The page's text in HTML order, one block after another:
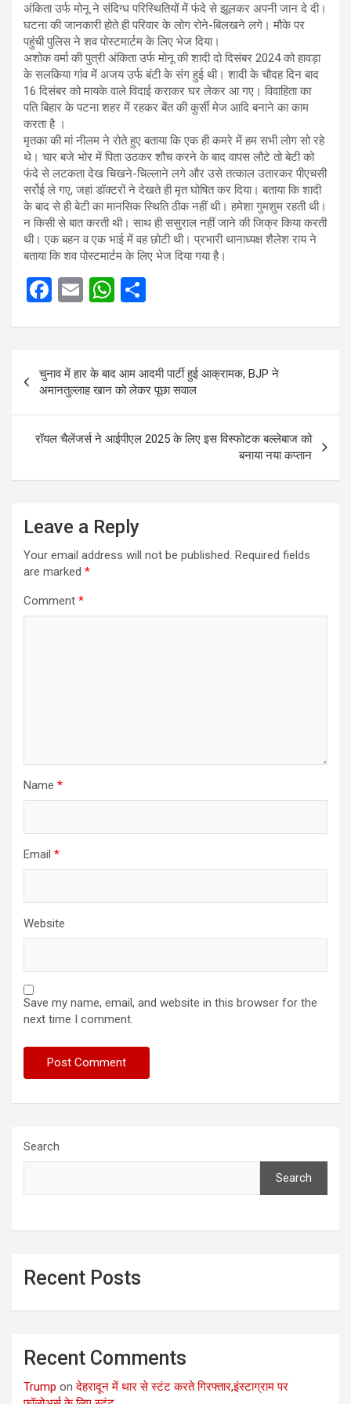
अंकिता उर्फ मोनू ने संदिग्ध परिस्थितियों में फंदे से झूलकर अपनी जान दे दी।
घटना की जानकारी होते ही परिवार के लोग रोने-बिलखने लगे। मौके पर
पहुंची पुलिस ने शव पोस्टमार्टम के लिए भेज दिया।
अशोक वर्मा की पुत्री अंकिता उर्फ मोनू की शादी दो दिसंबर 2024 को हावड़ा
के सलकिया गांव में अजय उर्फ बंटी के संग हुई थी। शादी के चौदह दिन बाद
16 दिसंबर को मायके वाले विदाई कराकर घर लेकर आ गए। विवाहिता का
पति बिहार के पटना शहर में रहकर बेंत की कुर्सी मेज आदि बनाने का काम
करता है ।
मृतका की मां नीलम ने रोते हुए बताया कि एक ही कमरे में हम सभी लोग सो रहे
थे। चार बजे भोर में पिता उठकर शौच करने के बाद वापस लौटे तो बेटी को
फंदे से लटकता देख चिखने-चिल्लाने लगे और उसे तत्काल उतारकर पीएचसी
सर्रोई ले गए, जहां डॉक्‍टरों ने देखते ही मृत घोषित कर दिया। बताया कि शादी
के बाद से ही बेटी का मानसिक स्थिति ठीक नहीं थी। हमेशा गुमशुम रहती थी।
न किसी से बात करती थी। साथ ही ससुराल नहीं जाने की जिक्र किया करती
थी। एक बहन व एक भाई में वह छोटी थी। प्रभारी थानाध्यक्ष शैलेश राय ने
बताया कि शव पोस्टमार्टम के लिए भेज दिया गया है।
F
b
o
o
k
E
W
s
A
p
p
e
navigation
चुनाव में हार के बाद आम आदमी पार्टी हुई आक्रामक, BJP ने
अमानतुल्लाह खान को लेकर पूछा सवाल
रॉयल चैलेंजर्स ने आईपीएल 2025 के लिए इस विस्फोटक बल्लेबाज को
बनाया नया कप्‍तान
Leave a Reply
Your email address will not be published. Required fields
are marked *
Comment *
Name *
Email *
Website
Save my name, email, and website in this browser for the
next time I comment.
Search
Search
Recent Posts
Recent Comments
Trump onदेहरादून में थार से स्टंट करते गिरफ्तार,इंस्टाग्राम पर